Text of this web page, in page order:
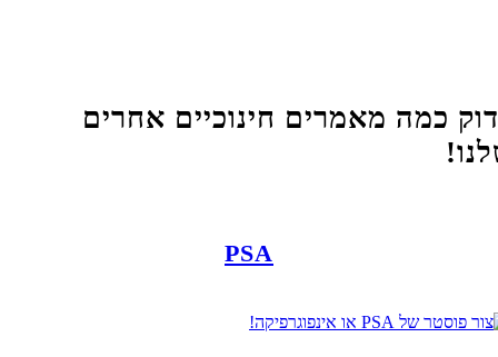
כמה מאמרים חינוכיים אחרים
PSA